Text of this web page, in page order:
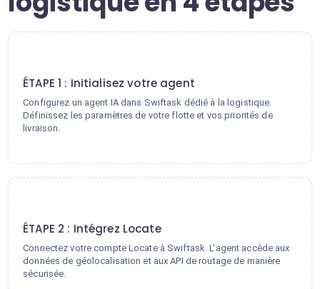
ÉTAPE 1 : Initialisez votre agent
Configurez un agent IA dans Swiftask dédié à la logistique.
Définissez les paramètres de votre flotte et vos priorités de
livraison.
ÉTAPE 2 : Intégrez Locate
Connectez votre compte Locate à Swiftask. L'agent accède aux
données de géolocalisation et aux API de routage de manière
sécurisée.